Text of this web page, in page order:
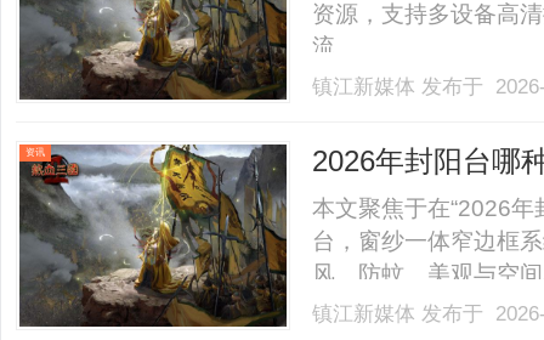
资源，支持多设备高
流。......
镇江新媒体 发布于
资讯
2026年封阳台哪
比真不错
本文聚焦于在“2026
台，窗纱一体窄边框
风、防蚊、美观与空
将窗扇与纱窗深度集
镇江新媒体 发布于